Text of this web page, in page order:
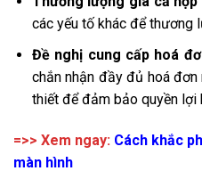
các yếu tố khác để thương
Đề nghị cung cấp hoá
chắn nhận đầy đủ hoá
thiết để đảm bảo quyền lợi
=>> Xem ngay: Cách khắc
màn hình